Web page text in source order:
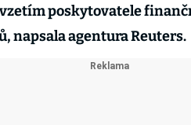
poskytovatele
napsala agentura Reuters.